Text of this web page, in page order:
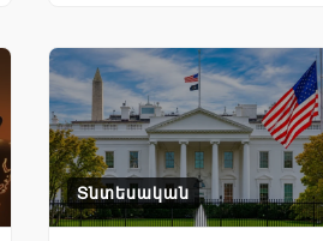
Տնտեսական